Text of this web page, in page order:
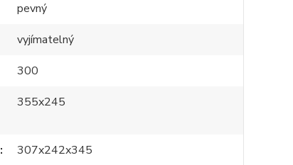
pevný
vyjímatelný
300
355x245
307x242x345